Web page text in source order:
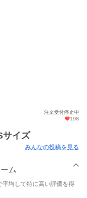
注文受付停止中
198
サイズ
みんなの投稿を見る
ム
均して特に高い評価を得